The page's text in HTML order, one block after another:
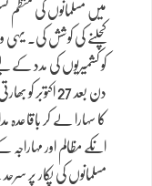
میں مسلمانوں کی
کو کشمیریوں کی مدد کے
دن بعد 27
کا سہارا لے کر باقاعدہ
انکے مظالم اور
مسلمانوں کی پکار پر